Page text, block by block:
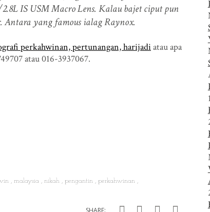
IS USM Macro Lens. Kalau bajet ciput pun
Antara yang famous ialag Raynox.
perkahwinan, pertunangan, harijadiatau apa
atau 016-3937067.
malaysia nikah pengantin
perkahwinan
SHARE: